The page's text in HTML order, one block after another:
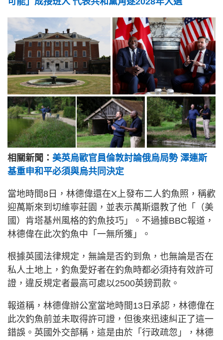
相關新聞： 美英烏歐官員倫敦討論俄烏局勢 澤連斯
基重申和平必須與烏共同決定
當地時間8日，林德偉還在X上發布二人釣魚照，稱歡
迎萬斯來到切維寧莊園，並表示萬斯還教了他「（美
國）肯塔基州風格的釣魚技巧」。不過據BBC報道，
林德偉在此次釣魚中「一無所獲」。
根據英國法律規定，無論是否釣到魚，也無論是否在
私人土地上，釣魚愛好者在釣魚時都必須持有效許可
證，違反規定者最高可處以2500英鎊罰款。
報道稱，林德偉辦公室當地時間13日承認，林德偉在
此次釣魚前並未取得許可證，但後來迅速糾正了這一
錯誤。英國外交部稱，這是由於「行政疏忽」，林德